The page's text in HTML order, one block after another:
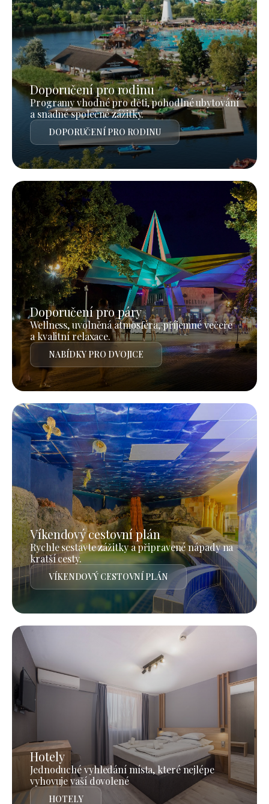
Doporučení pro rodinu
Programy vhodné pro děti, pohodlné ubytování
a snadné společné zážitky.
DOPORUČENÍ PRO RODINU
Doporučení pro páry
Wellness, uvolněná atmosféra, příjemné večeře
a kvalitní relaxace.
NABÍDKY PRO DVOJICE
Víkendový cestovní plán
Rychle sestavte zážitky a připravené nápady na
kratší cesty.
VÍKENDOVÝ CESTOVNÍ PLÁN
Hotely
Jednoduché vyhledání místa, které nejlépe
vyhovuje vaší dovolené
HOTELY